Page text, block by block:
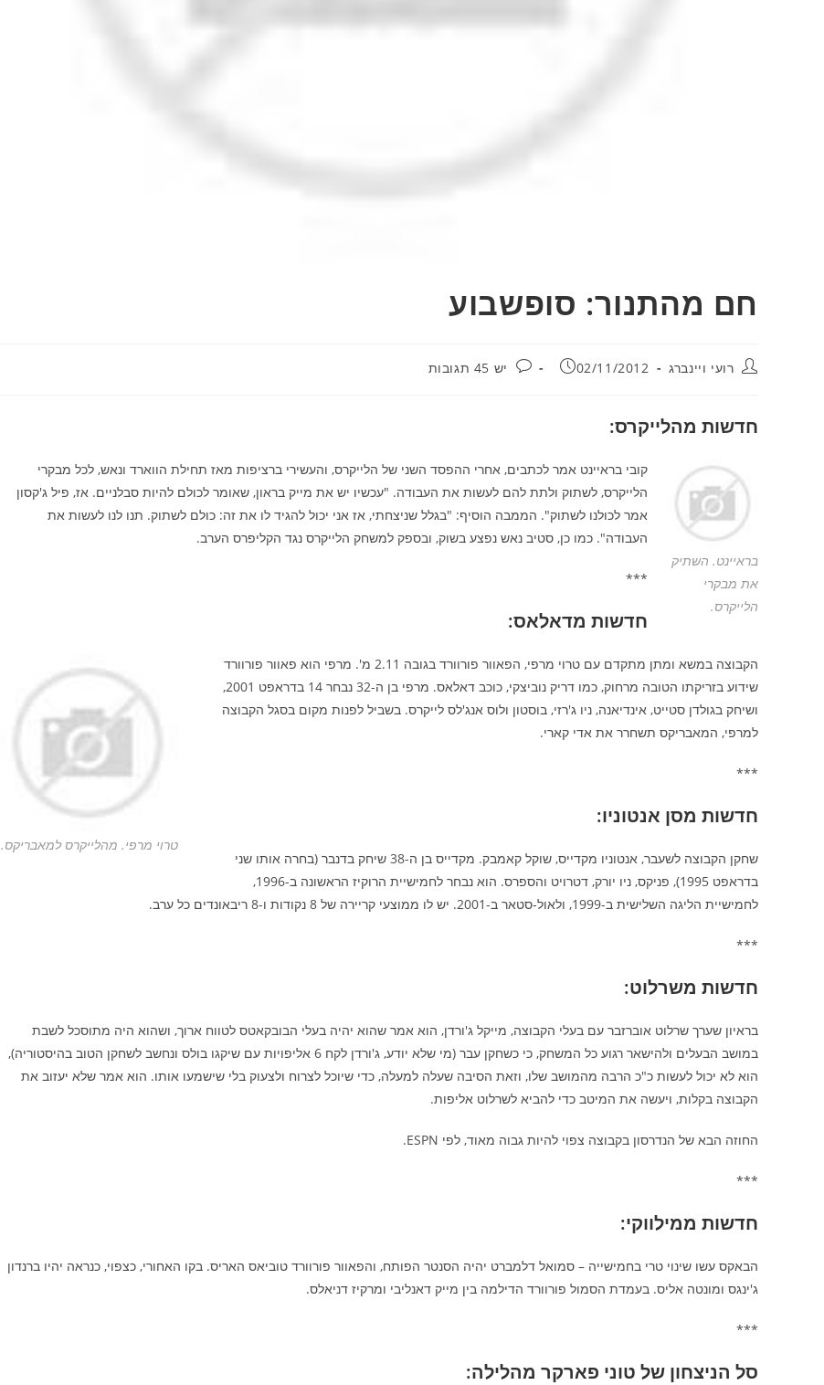
חם מהתנור: סופשבוע
מחבר:
רועי ויינברג פורסם:
02/11/2012 תגובות:
יש 45 תגובות
חדשות מהלייקרס:
בראיינט. השתיק
את מבקרי
הלייקרס.
קובי בראיינט אמר לכתבים, אחרי ההפסד השני של הלייקרס, והעשירי ברציפות מאז תחילת הווארד ונאש, לכל מבקרי
הלייקרס, לשתוק ולתת להם לעשות את העבודה. "עכשיו יש את מייק בראון, שאומר לכולם להיות סבלניים. אז, פיל ג'קסון
אמר לכולנו לשתוק". הממבה הוסיף: "בגלל שניצחתי, אז אני יכול להגיד לו את זה: כולם לשתוק. תנו לנו לעשות את
העבודה". כמו כן, סטיב נאש נפצע בשוק, ובספק למשחק הלייקרס נגד הקליפרס הערב.
***
חדשות מדאלאס:
טרוי מרפי. מהלייקרס למאבריקס.
הקבוצה במשא ומתן מתקדם עם טרוי מרפי, הפאוור פורוורד בגובה 2.11 מ'. מרפי הוא פאוור פורוורד
שידוע בזריקתו הטובה מרחוק, כמו דריק נוביצקי, כוכב דאלאס. מרפי בן ה-32 נבחר 14 בדראפט 2001,
ושיחק בגולדן סטייט, אינדיאנה, ניו ג'רזי, בוסטון ולוס אנג'לס לייקרס. בשביל לפנות מקום בסגל הקבוצה
למרפי, המאבריקס תשחרר את אדי קארי.
***
חדשות מסן אנטוניו:
שחקן הקבוצה לשעבר, אנטוניו מקדייס, שוקל קאמבק. מקדייס בן ה-38 שיחק בדנבר (בחרה אותו שני
בדראפט 1995), פניקס, ניו יורק, דטרויט והספרס. הוא נבחר לחמישיית הרוקיז הראשונה ב-1996,
לחמישיית הליגה השלישית ב-1999, ולאול-סטאר ב-2001. יש לו ממוצעי קריירה של 8 נקודות ו-8 ריבאונדים כל ערב.
***
חדשות משרלוט:
בראיון שערך שרלוט אוברזבר עם בעלי הקבוצה, מייקל ג'ורדן, הוא אמר שהוא יהיה בעלי הבובקאטס לטווח ארוך, ושהוא היה מתוסכל לשבת
במושב הבעלים ולהישאר רגוע כל המשחק, כי כשחקן עבר (מי שלא יודע, ג'ורדן לקח 6 אליפויות עם שיקגו בולס ונחשב לשחקן הטוב בהיסטוריה),
הוא לא יכול לעשות כ"כ הרבה מהמושב שלו, וזאת הסיבה שעלה למעלה, כדי שיוכל לצרוח ולצעוק בלי שישמעו אותו. הוא אמר שלא יעזוב את
הקבוצה בקלות, ויעשה את המיטב כדי להביא לשרלוט אליפות.
החוזה הבא של הנדרסון בקבוצה צפוי להיות גבוה מאוד, לפי ESPN.
***
חדשות ממילווקי:
הבאקס עשו שינוי טרי בחמישייה – סמואל דלמברט יהיה הסנטר הפותח, והפאוור פורוורד טוביאס האריס. בקו האחורי, כצפוי, כנראה יהיו ברנדון
ג'ינגס ומונטה אליס. בעמדת הסמול פורוורד הדילמה בין מייק דאנליבי ומרקיז דניאלס.
***
סל הניצחון של טוני פארקר מהלילה: